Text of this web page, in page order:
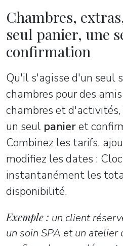
Chambres,
seul panier, une
confirmation
Qu'il s'agisse d'un seul
chambres pour des
chambres et
un seul panieret
Combinez les tarifs,
modifiez les dates :
instantanément les
disponibilité.
Exemple : un client
un soin SPA et un atelier